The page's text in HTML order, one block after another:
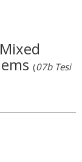
(07b Tesi